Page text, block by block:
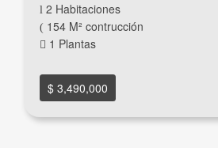
2 Habitaciones
154 M² contrucción
1 Plantas
$ 3,490,000